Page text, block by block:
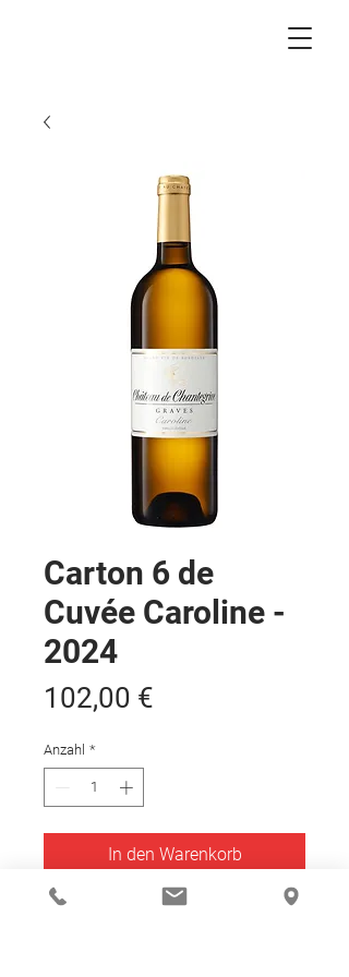
Carton 6 de
Cuvée Caroline -
2024
102,00 €
Anzahl *
In den Warenkorb